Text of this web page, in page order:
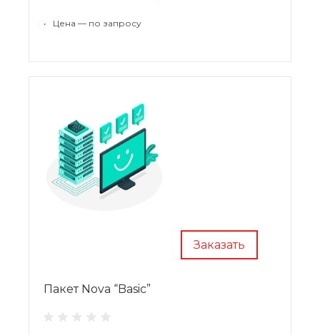
• Цена — по запросу
Заказать
Пакет Nova “Basic”